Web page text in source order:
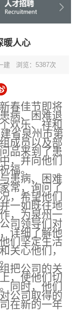
暖人心
建 浏览：5387次
春佳节即将
病、困难退
欢乐、祥和
省泉州市第
成员以及部
品来到了患
，并向他们
福。
患病、 困难
常，询问了
，希望他们
一如既往地
，为泉州一
公司领导们对
详细了解他
们坚定生活
关心他们 ，
。
把公司的关
，使他们切
同时，他们
公司取得的
在新的一年